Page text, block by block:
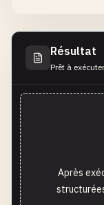
Résultat
Prêt à exécuter
Après